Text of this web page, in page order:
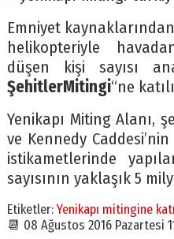
Emniyet
helikopteriyle
düşen kişi sayısı
ŞehitlerMitingi“ne
Yenikapı Miting Alanı,
ve Kennedy
istikametlerinde
sayısının yaklaşık 5
Etiketler:Yenikapı mitingine
📆 08 Ağustos 2016 Pazartesi